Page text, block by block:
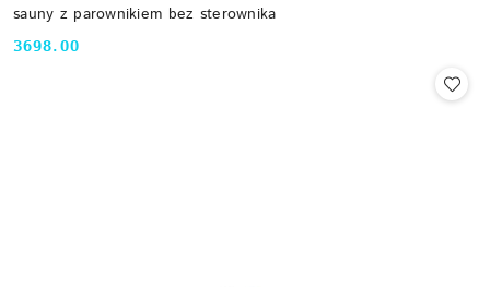
sauny z parownikiem bez sterownika
Cena:
3698.00